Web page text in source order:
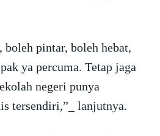
boleh pintar, boleh hebat,
ya percuma. Tetap jaga
negeri punya
tersendiri,”_ lanjutnya.